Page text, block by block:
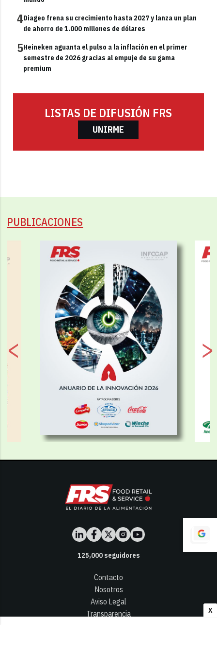
X
4Diageo frena su crecimiento hasta 2027 y lanza un plan
de ahorro de 1.000 millones de dólares
5Heineken aguanta el pulso a la inflación en el primer
semestre de 2026 gracias al empuje de su gama
premium
LISTAS DE DIFUSIÓN FRS
UNIRME
PUBLICACIONES
125,000seguidores
Contacto
Nosotros
Aviso Legal
Transparencia